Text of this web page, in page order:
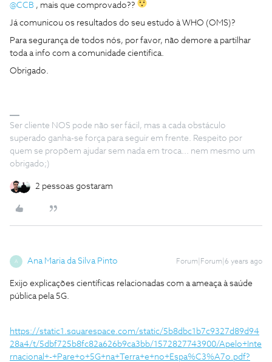
@CCB , mais que comprovado??
Já comunicou os resultados do seu estudo à WHO (OMS)?
Para segurança de todos nós, por favor, não demore a partilhar
toda a info com a comunidade cientifica.
Obrigado.
Ser cliente NOS pode não ser fácil, mas a cada obstáculo
superado ganha-se força para seguir em frente. Respeito por
quem se propõem ajudar sem nada em troca... nem mesmo um
obrigado;)
2 pessoas gostaram
A Ana Maria da Silva Pinto Forum|Forum|6 years ago
Exijo explicações científicas relacionadas com a ameaça à saúde
pública pela 5G.
https://static1.squarespace.com/static/5b8dbc1b7c9327d89d94
28a4/t/5dbf725b8fc82a626b9ca3bb/1572827743900/Apelo+Inte
rnacional+-+Pare+o+5G+na+Terra+e+no+Espa%C3%A7o.pdf?